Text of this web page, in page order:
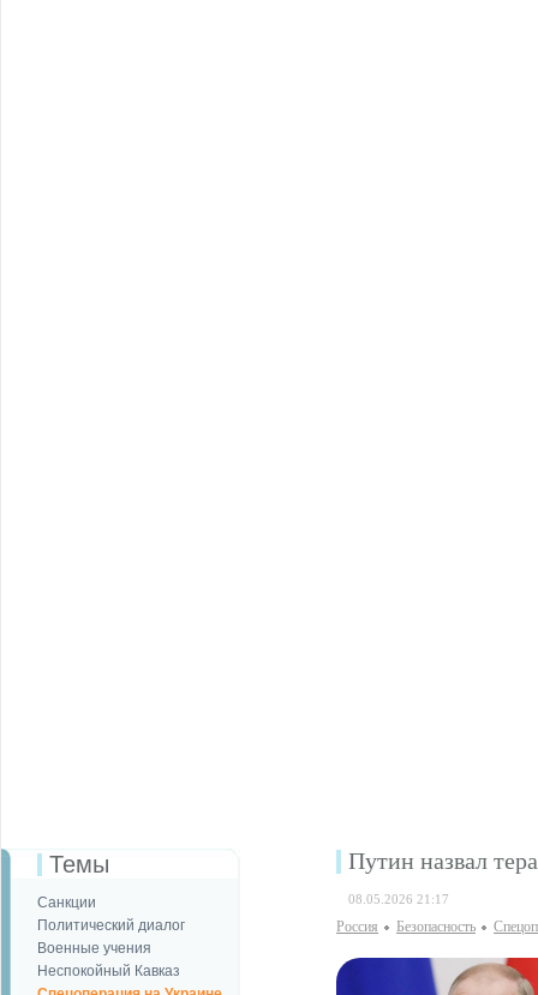
Темы
Санкции
Политический диалог
Военные учения
Неспокойный Кавказ
Путин назвал
08.05.2026 21:17
Россия Безопаcность